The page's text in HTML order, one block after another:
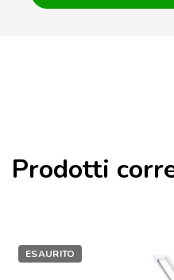
Prodotti
ESAURITO